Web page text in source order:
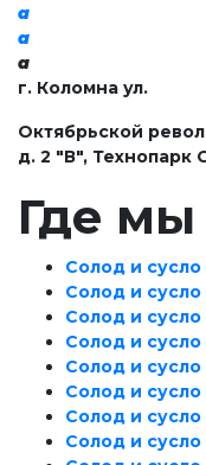
a
a
a
г. Коломна ул.
Октябрьской
д. 2 "В", Технопарк
Где мы
Солод и сусло
Солод и
Солод и
Солод и сусло
Солод и
Солод и
Солод и сусло
Солод и